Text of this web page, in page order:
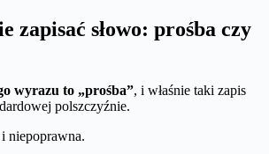
zapisać słowo: prośba czy
wyrazu to „prośba”, i właśnie taki zapis
polszczyźnie.
i niepoprawna.